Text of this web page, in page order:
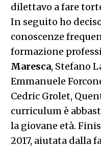
dilettavo a fare
In seguito ho
conoscenze
formazione
Maresca, Stefano
Emmanuele
Cedric Grolet,
curriculum è
la giovane età.
2017, aiutata dalla